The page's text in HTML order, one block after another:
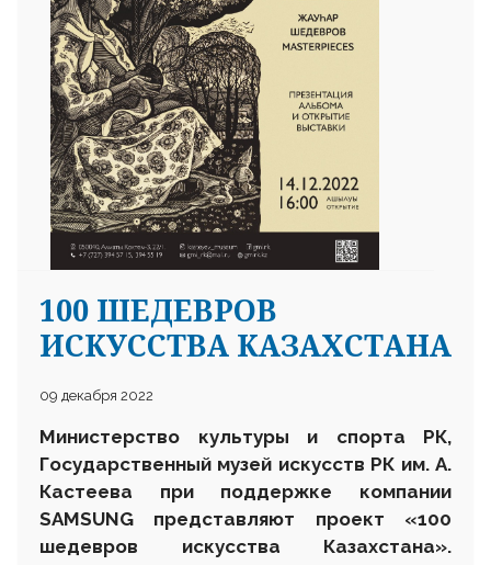
100 ШЕДЕВРОВ
ИСКУССТВА КАЗАХСТАНА
09 декабря 2022
Министерство культуры и спорта РК,
Государственный музей искусств РК им. А.
Кастеева при поддержке компании
SAMSUNG представляют проект «100
шедевров искусства Казахстана».